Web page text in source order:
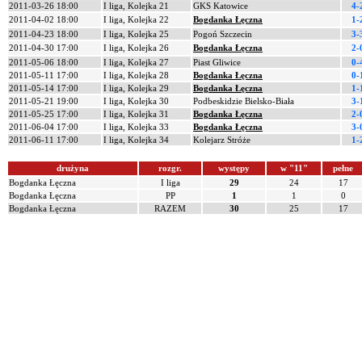
2011-03-26 18:00
I liga, Kolejka 21 GKS Katowice
4-
2011-04-02 18:00
I liga, Kolejka 22 Bogdanka Łęczna
1-
2011-04-23 18:00
I liga, Kolejka 25 Pogoń Szczecin
3-
2011-04-30 17:00
I liga, Kolejka 26 Bogdanka Łęczna
2-
2011-05-06 18:00
I liga, Kolejka 27 Piast Gliwice
0-
2011-05-11 17:00
I liga, Kolejka 28 Bogdanka Łęczna
0-
2011-05-14 17:00
I liga, Kolejka 29 Bogdanka Łęczna
1-
2011-05-21 19:00
I liga, Kolejka 30 Podbeskidzie Bielsko-Biała
3-
2011-05-25 17:00
I liga, Kolejka 31 Bogdanka Łęczna
2-
2011-06-04 17:00
I liga, Kolejka 33 Bogdanka Łęczna
3-
2011-06-11 17:00
I liga, Kolejka 34 Kolejarz Stróże 1-
drużyna rozgr. występy w "11"
pełne
Bogdanka Łęczna
I liga 29 24
17
Bogdanka Łęczna
PP 1 1
0
Bogdanka Łęczna
RAZEM 30 25 17